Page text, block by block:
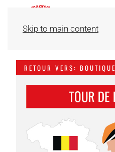
Skip to main content
RETOUR VERS: BOUTIQUE